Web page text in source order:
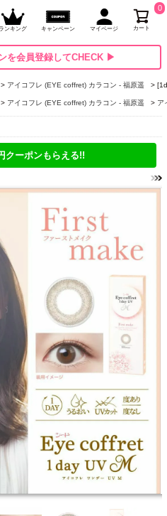
ランキング キャンペーン マイページ カート
0
を会員登録してCHECK ▶
アイコフレ (EYE coffret) カラコン - 福原遥
アイコフレ (EYE coffret) カラコン - 福原遥 ア
クーポンもらえる!!